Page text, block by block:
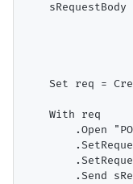
sRequestBody
Set req =
    With req
.Open
.Send